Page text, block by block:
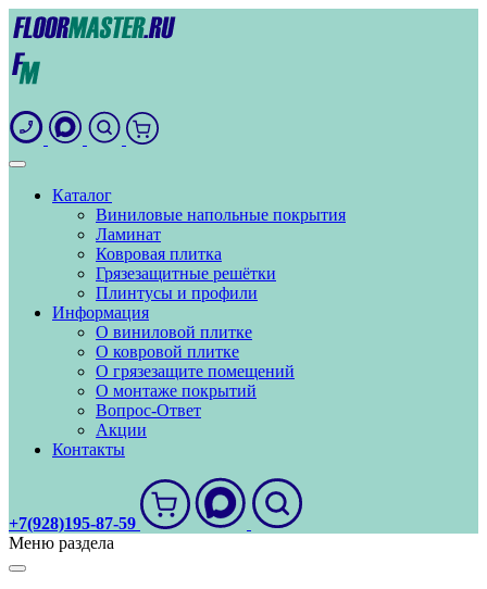
Каталог
Виниловые напольные покрытия
Ламинат
Ковровая плитка
Грязезащитные решётки
Плинтусы и профили
Информация
О виниловой плитке
О ковровой плитке
О грязезащите помещений
О монтаже покрытий
Вопрос-Ответ
Акции
Контакты
+7(928)195-87-59
Меню раздела